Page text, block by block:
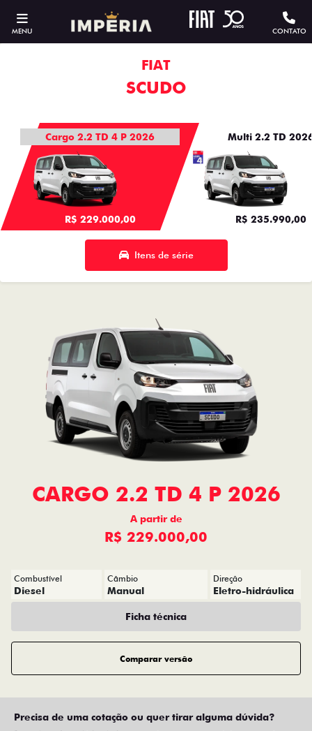
MENU CONTATO
FIAT
SCUDO
Cargo 2.2 TD 4 P 2026
R$ 229.000,00
Multi 2.2 TD
R$ 235.990,00
Itens de série
CARGO 2.2 TD 4 P 2026
A partir de
R$ 229.000,00
Combustível
Diesel
Câmbio
Manual
Direção
Eletro-hidráulica
Ficha técnica
Comparar versão
Precisa de uma cotação ou quer tirar alguma dúvida?